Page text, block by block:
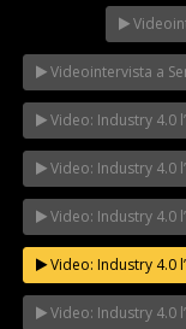
Videointervista a
Video: Industry 4.0
Video: Industry 4.0
Video: Industry 4.0
Video: Industry 4.0
Video: Industry 4.0